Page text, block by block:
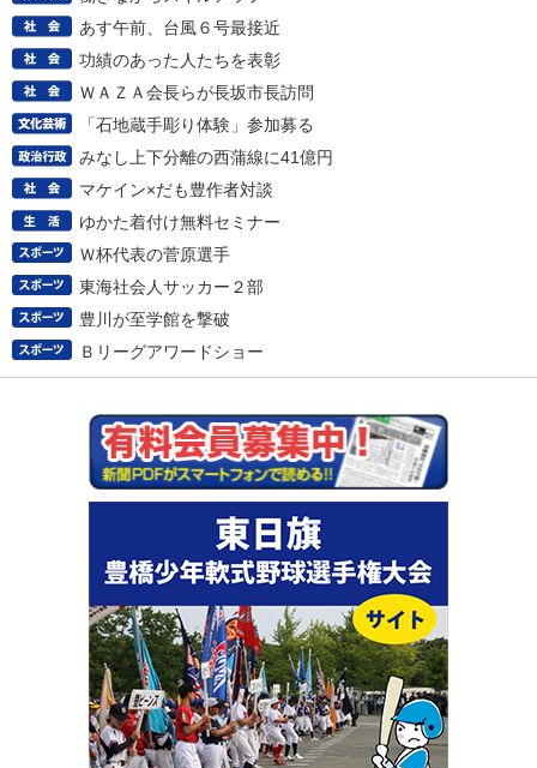
あす午前、台風６号最接近
功績のあった人たちを表彰
ＷＡＺＡ会長らが長坂市長訪問
「石地蔵手彫り体験」参加募る
みなし上下分離の西蒲線に41億円
マケイン×だも豊作者対談
ゆかた着付け無料セミナー
Ｗ杯代表の菅原選手
東海社会人サッカー２部
豊川が至学館を撃破
Ｂリーグアワードショー